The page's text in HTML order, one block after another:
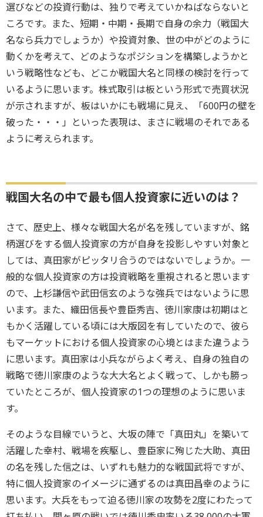
選びなどの投資行動は、独りで考えていかねばならないと
ころです。また、短期・中期・長期で自身の余力（戦国大
名なら兵力でしょうか）や投資対象、世の中がどのように
動くかを考えて、どのようなポジションを構築しようかと
いう戦略性なども、どこか戦国大名と同様の検討を行って
いるように思います。株式取引は板という形式で売買状況
が示されますが、板はいかにも戦場に見え、「600円の壁を
破った・・・」といった表現は、まさに戦場のそれである
ように考えられます。
戦国大名の中で最も個人投資家に近いのは？
さて、歴史上、様々な戦国大名が名を残していますが、銘
柄選びをする個人投資家の方が自身を投影しやすい対象と
しては、真田家がピッタリ合うのではないでしょうか。一
般的な個人投資家の方は投資戦略を重視されると思います
ので、上杉謙信や武田信玄のような強兵ではないように思
います。また、織田信長や豊臣秀吉、徳川家康は初期はと
もかく活躍している頃には大版図を有していたので、彼ら
もマーケットにおける個人投資家の心境とはまた違うよう
に思います。真田家は小兵ながらよく考え、自身の独自の
戦略で徳川家康のような大大名とよく戦って、しかも勝っ
ていたところが、個人投資家の1つの理想のように思いま
す。
そのような目線でいうと、大坂の陣で「真田丸」を築いて
活躍した幸村、戦場を疾駆し、豊臣家に殉じた大助、真田
の名を残した信之は、いずれも魅力的な戦国武将ですが、
特に個人投資家のイメージに通ずるのは真田昌幸のように
思います。大兵をもって迫る徳川家の攻勢を2度にわたって